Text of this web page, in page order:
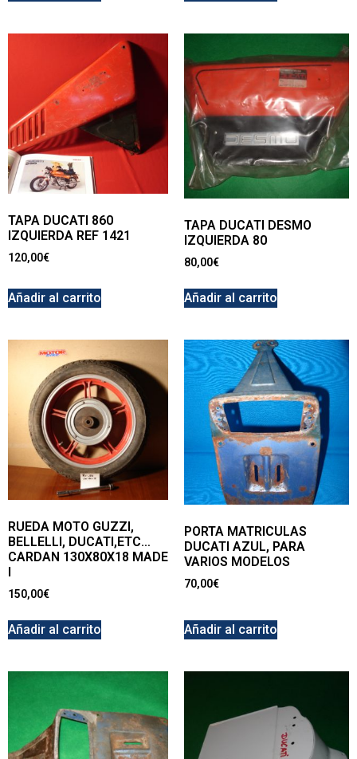
TAPA DUCATI 860
IZQUIERDA REF 1421
120,00€
Añadir al carrito
TAPA DUCATI DESMO
IZQUIERDA 80
80,00€
Añadir al carrito
RUEDA MOTO GUZZI,
BELLELLI, DUCATI,ETC…
CARDAN 130X80X18 MADE
I
150,00€
Añadir al carrito
PORTA MATRICULAS
DUCATI AZUL, PARA
VARIOS MODELOS
70,00€
Añadir al carrito